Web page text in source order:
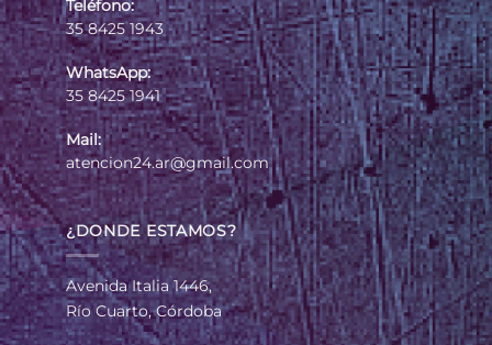
Teléfono:
35 8425 1943
WhatsApp:
35 8425 1941
Mail:
atencion24.ar@gmail.com
¿DONDE ESTAMOS?
Avenida Italia 1446,
Río Cuarto, Córdoba